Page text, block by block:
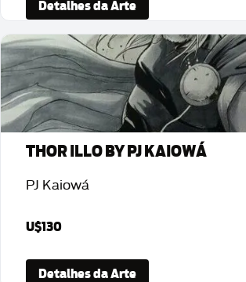
Detalhes da Arte
THOR ILLO BY PJ KAIOWÁ
PJ Kaiowá
U$130
Detalhes da Arte